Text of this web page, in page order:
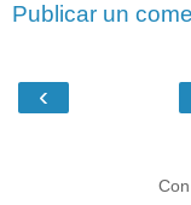
Publicar un
‹